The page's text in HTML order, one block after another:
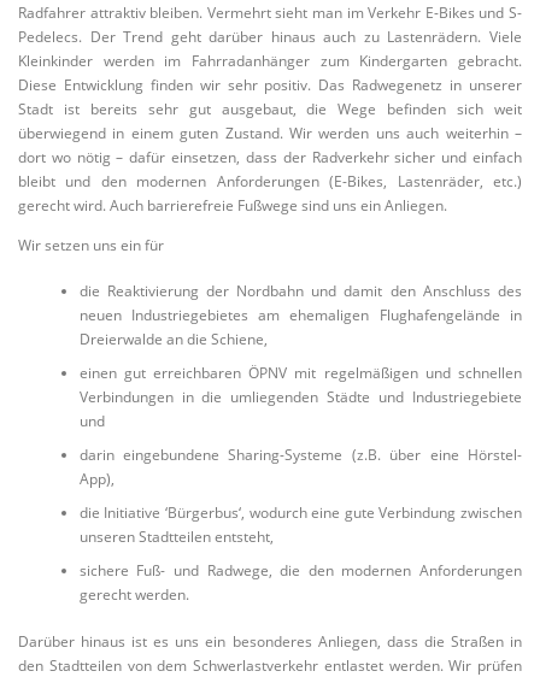
Radfahrer attraktiv bleiben. Vermehrt sieht man im Verkehr E-Bikes und S-
Pedelecs. Der Trend geht darüber hinaus auch zu Lastenrädern. Viele
Kleinkinder werden im Fahrradanhänger zum Kindergarten gebracht.
Diese Entwicklung finden wir sehr positiv. Das Radwegenetz in unserer
Stadt ist bereits sehr gut ausgebaut, die Wege befinden sich weit
überwiegend in einem guten Zustand. Wir werden uns auch weiterhin –
dort wo nötig – dafür einsetzen, dass der Radverkehr sicher und einfach
bleibt und den modernen Anforderungen (E-Bikes, Lastenräder, etc.)
gerecht wird. Auch barrierefreie Fußwege sind uns ein Anliegen.
Wir setzen uns ein für
die Reaktivierung der Nordbahn und damit den Anschluss des
neuen Industriegebietes am ehemaligen Flughafengelände in
Dreierwalde an die Schiene,
einen gut erreichbaren ÖPNV mit regelmäßigen und schnellen
Verbindungen in die umliegenden Städte und Industriegebiete
und
darin eingebundene Sharing-Systeme (z.B. über eine Hörstel-
App),
die Initiative ‘Bürgerbus‘, wodurch eine gute Verbindung zwischen
unseren Stadtteilen entsteht,
sichere Fuß- und Radwege, die den modernen Anforderungen
gerecht werden.
Darüber hinaus ist es uns ein besonderes Anliegen, dass die Straßen in
den Stadtteilen von dem Schwerlastverkehr entlastet werden. Wir prüfen